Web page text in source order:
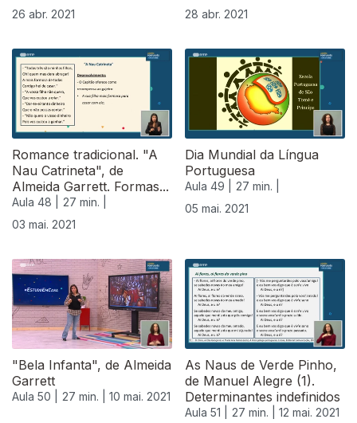
26 abr. 2021
28 abr. 2021
Romance tradicional. "A
Nau Catrineta", de
Almeida Garrett. Formas...
Aula 48 |
27 min. |
03 mai. 2021
Dia Mundial da Língua
Portuguesa
Aula 49 |
27 min. |
05 mai. 2021
"Bela Infanta", de Almeida
Garrett
Aula 50 | 27 min. | 10 mai. 2021
As Naus de Verde Pinho,
de Manuel Alegre (1).
Determinantes indefinidos
Aula 51 | 27 min. | 12 mai. 2021